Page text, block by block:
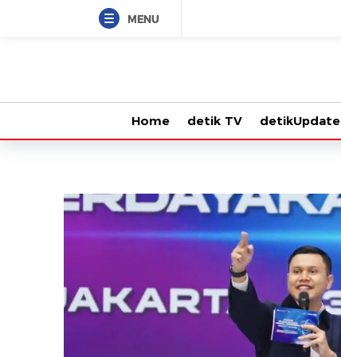
MENU
Home detik TV detikUpdate